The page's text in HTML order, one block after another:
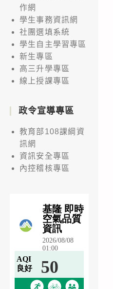
作網
學生事務資訊網
社團選填系統
學生自主學習專區
新生專區
高三升學專區
線上授課專區
政令宣導專區
教育部108課綱資
訊網
資訊安全專區
內控稽核專區